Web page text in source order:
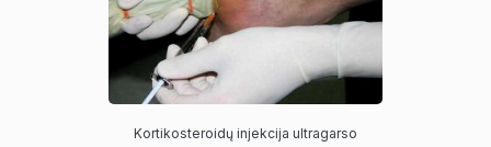
Kortikosteroidų injekcija ultragarso